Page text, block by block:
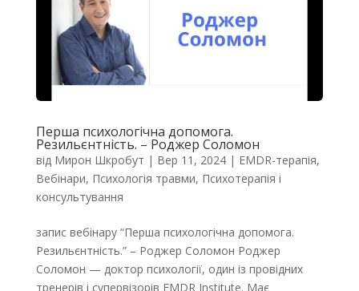
Перша психологічна допомога.
Резильєнтність. – Роджер Соломон
від Мирон Шкробут | Вер 11, 2024| EMDR-терапія,
Вебінари, Психологія травми, Психотерапія і
консультування
запис вебінару “Перша психологічна допомога.
Резильєнтність.” – Роджер Соломон Роджер
Соломон — доктор психології, один із провідних
тренерів і супервізорів EMDR Institute. Має